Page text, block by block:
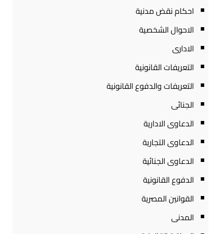
احكام نقض مدنية
الاحوال الشخصية
الادارى
التعريفات القانونية
التعريفات والدفوع القانونية
الجنائى
الدعاوى الادارية
الدعاوى التجارية
الدعاوى الجنائية
الدفوع القانونية
القوانين المصرية
المدنى